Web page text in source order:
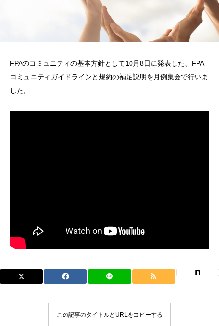
FPAのコミュニティの基本方針として10月8日に発表した、FPA
コミュニティガイドラインと規約の補足説明を月例集会で行いま
した。
この記事のタイトルとURLをコピーする